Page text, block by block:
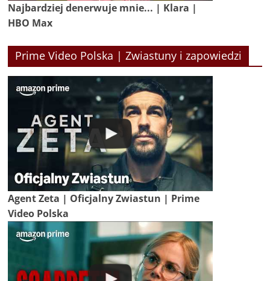
Najbardziej denerwuje mnie... | Klara |
HBO Max
Prime Video Polska | Zwiastuny i zapowiedzi
Agent Zeta | Oficjalny Zwiastun | Prime
Video Polska